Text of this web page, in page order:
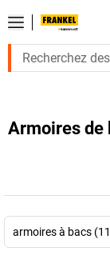
Armoires de
armoires à bacs